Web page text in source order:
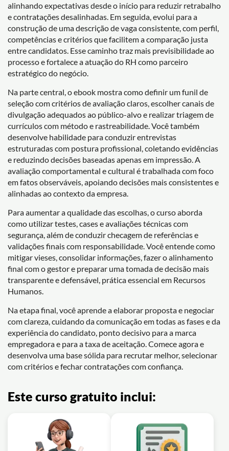
alinhando expectativas desde o início para reduzir retrabalho
e contratações desalinhadas. Em seguida, evolui para a
construção de uma descrição de vaga consistente, com perfil,
competências e critérios que facilitem a comparação justa
entre candidatos. Esse caminho traz mais previsibilidade ao
processo e fortalece a atuação do RH como parceiro
estratégico do negócio.
Na parte central, o ebook mostra como definir um funil de
seleção com critérios de avaliação claros, escolher canais de
divulgação adequados ao público-alvo e realizar triagem de
currículos com método e rastreabilidade. Você também
desenvolve habilidade para conduzir entrevistas
estruturadas com postura profissional, coletando evidências
e reduzindo decisões baseadas apenas em impressão. A
avaliação comportamental e cultural é trabalhada com foco
em fatos observáveis, apoiando decisões mais consistentes e
alinhadas ao contexto da empresa.
Para aumentar a qualidade das escolhas, o curso aborda
como utilizar testes, cases e avaliações técnicas com
segurança, além de conduzir checagem de referências e
validações finais com responsabilidade. Você entende como
mitigar vieses, consolidar informações, fazer o alinhamento
final com o gestor e preparar uma tomada de decisão mais
transparente e defensável, prática essencial em Recursos
Humanos.
Na etapa final, você aprende a elaborar proposta e negociar
com clareza, cuidando da comunicação em todas as fases e da
experiência do candidato, ponto decisivo para a marca
empregadora e para a taxa de aceitação. Comece agora e
desenvolva uma base sólida para recrutar melhor, selecionar
com critérios e fechar contratações com confiança.
Este curso gratuito inclui: